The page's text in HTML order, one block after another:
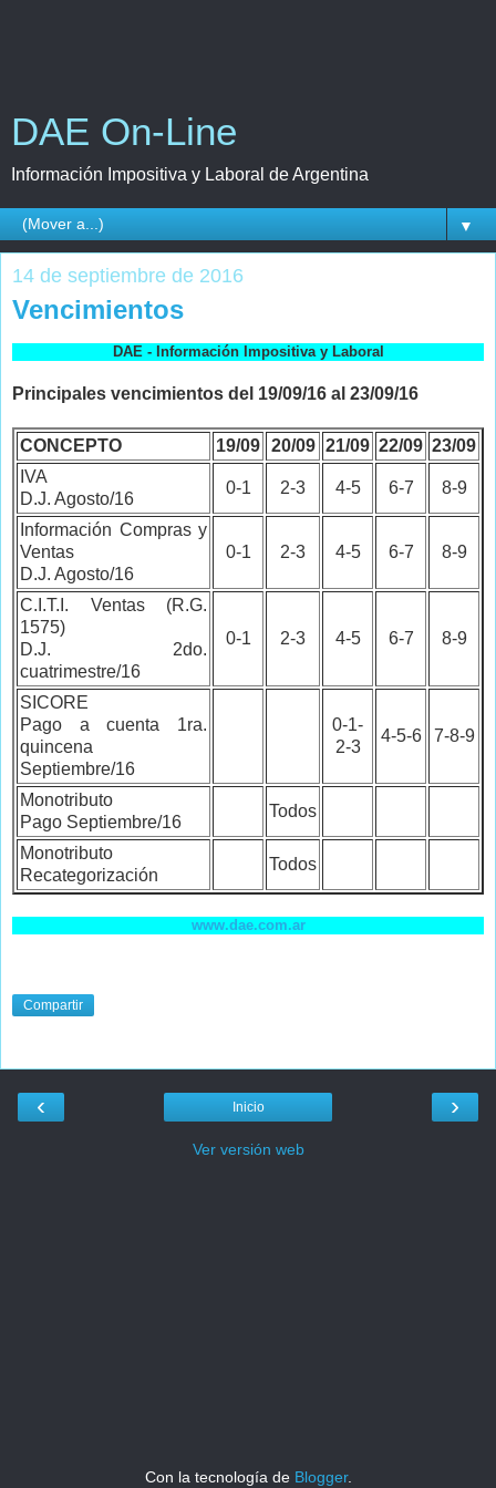
DAE On-Line
Información Impositiva y Laboral de Argentina
▼
14 de septiembre de 2016
Vencimientos
DAE - Información Impositiva y Laboral
Principales vencimientos del 19/09/16 al 23/09/16
CONCEPTO 19/09 20/09 21/09 22/09 23/09
IVA
D.J. Agosto/16
0-1 2-3 4-5 6-7 8-9
Información Compras y
Ventas
D.J. Agosto/16
0-1 2-3 4-5 6-7 8-9
C.I.T.I. Ventas (R.G.
1575)
D.J. 2do.
cuatrimestre/16
0-1 2-3 4-5 6-7 8-9
SICORE
Pago a cuenta 1ra.
quincena
Septiembre/16
0-1-
2-3
4-5-6 7-8-9
Monotributo
Pago Septiembre/16
Todos
Monotributo
Recategorización
Todos
www.dae.com.ar
Compartir
‹ ›
Inicio
Ver versión web
Con la tecnología de Blogger.